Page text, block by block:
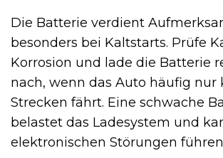
Die Batterie verdient
besonders bei Kaltstarts. Prüfe
Korrosion und lade die Batterie
nach, wenn das Auto häufig nur
Strecken fährt. Eine schwache
belastet das Ladesystem und
elektronischen Störungen